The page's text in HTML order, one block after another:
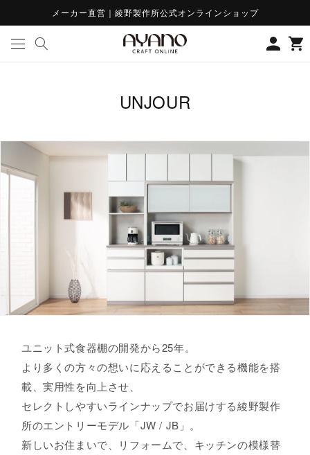
ンツに
進む
メーカー直営｜綾野製作所公式オンラインショップ
グ
イ
カ
ー
コ
ク
ョ
ン
:
UNJOUR
ユニット式食器棚の開発から25年。
より多くの方々の想いに応えることができる機能を搭
載、実用性を向上させ、
セレクトしやすいラインナップでお届けする綾野製作
所のエントリーモデル「JW / JB」。
新しいお住まいで、リフォームで、キッチンの模様替